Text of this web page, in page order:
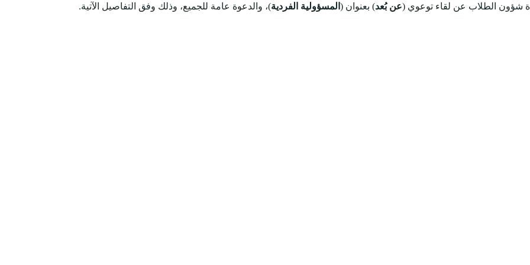
شؤون الطلاب عن لقاء توعوي (عن بُعد) بعنوان ( المسؤولية الفردية)، والدعوة عامة للجميع، وذلك وفق التفاصيل الآتية.